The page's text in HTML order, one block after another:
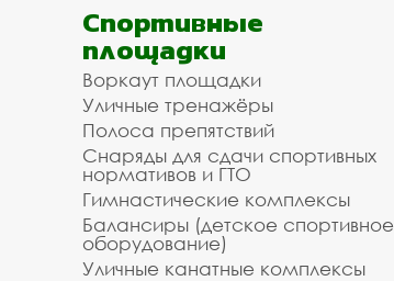
Спортивные
площадки
Воркаут площадки
Уличные тренажёры
Полоса препятствий
Снаряды для сдачи спортивных
нормативов и ГТО
Гимнастические комплексы
Балансиры (детское спортивное
оборудование)
Уличные канатные комплексы